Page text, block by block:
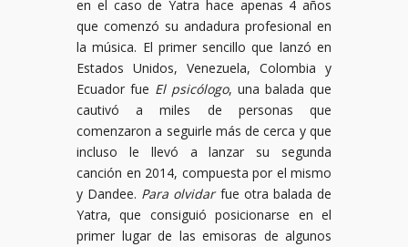
en el caso de Yatra hace apenas 4 años
que comenzó su andadura profesional en
la música. El primer sencillo que lanzó en
Estados Unidos, Venezuela, Colombia y
Ecuador fue El psicólogo, una balada que
cautivó a miles de personas que
comenzaron a seguirle más de cerca y que
incluso le llevó a lanzar su segunda
canción en 2014, compuesta por el mismo
y Dandee. Para olvidarfue otra balada de
Yatra, que consiguió posicionarse en el
primer lugar de las emisoras de algunos